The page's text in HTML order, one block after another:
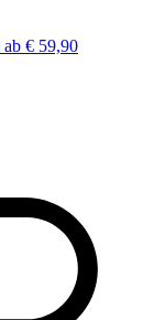
ab € 59,90